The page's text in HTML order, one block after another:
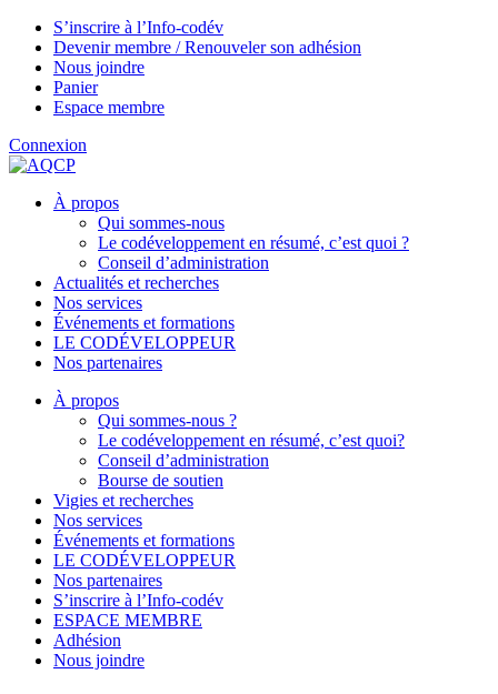
S’inscrire à l’Info-codév
Devenir membre / Renouveler son adhésion
Nous joindre
Panier
Espace membre
Connexion
À propos
Qui sommes-nous
Le codéveloppement en résumé, c’est quoi ?
Conseil d’administration
Actualités et recherches
Nos services
Événements et formations
LE CODÉVELOPPEUR
Nos partenaires
À propos
Qui sommes-nous ?
Le codéveloppement en résumé, c’est quoi?
Conseil d’administration
Bourse de soutien
Vigies et recherches
Nos services
Événements et formations
LE CODÉVELOPPEUR
Nos partenaires
S’inscrire à l’Info-codév
ESPACE MEMBRE
Adhésion
Nous joindre